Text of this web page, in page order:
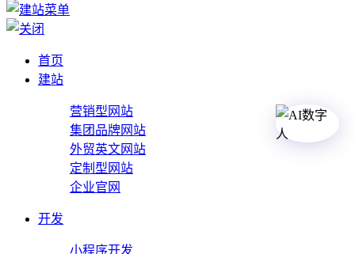
首页
建站
营销型网站
集团品牌网站
外贸英文网站
定制型网站
企业官网
开发
小程序开发